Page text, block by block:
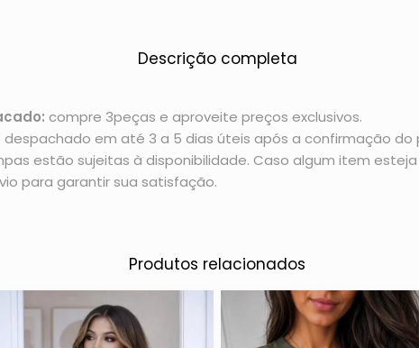
Descrição completa
compre 3peças e aproveite preços exclusivos.
despachado em até 3 a 5 dias úteis após a confirmação do
estão sujeitas à disponibilidade. Caso algum item
para garantir sua satisfação.
Produtos relacionados